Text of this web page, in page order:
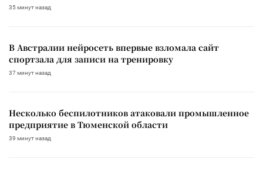
35 минут назад
В Австралии нейросеть впервые взломала сайт
спортзала для записи на тренировку
37 минут назад
Несколько беспилотников атаковали промышленное
предприятие в Тюменской области
39 минут назад